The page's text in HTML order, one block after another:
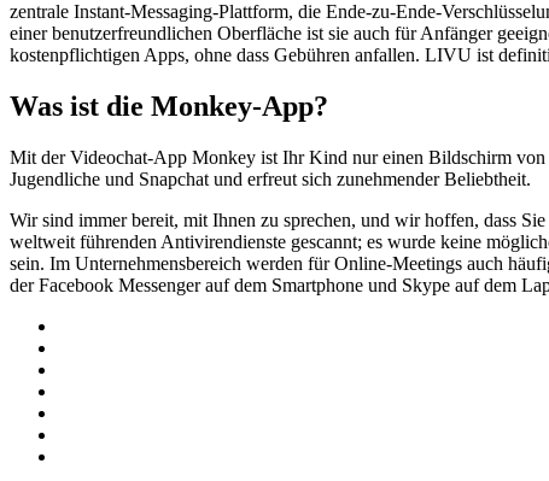
zentrale Instant-Messaging-Plattform, die Ende-zu-Ende-
einer benutzerfreundlichen Oberfläche ist sie auch für Anfänger
kostenpflichtigen Apps, ohne dass Gebühren anfallen. LIVU ist
Was ist die Monkey-App?
Mit der Videochat-App Monkey ist Ihr Kind nur einen Bildschirm von
Jugendliche und Snapchat und erfreut sich zunehmender Beliebtheit.
Wir sind immer bereit, mit Ihnen zu sprechen, und wir hoffen, dass
weltweit führenden Antivirendienste gescannt; es wurde keine
sein. Im Unternehmensbereich werden für Online-Meetings auch
der Facebook Messenger auf dem Smartphone und Skype auf dem